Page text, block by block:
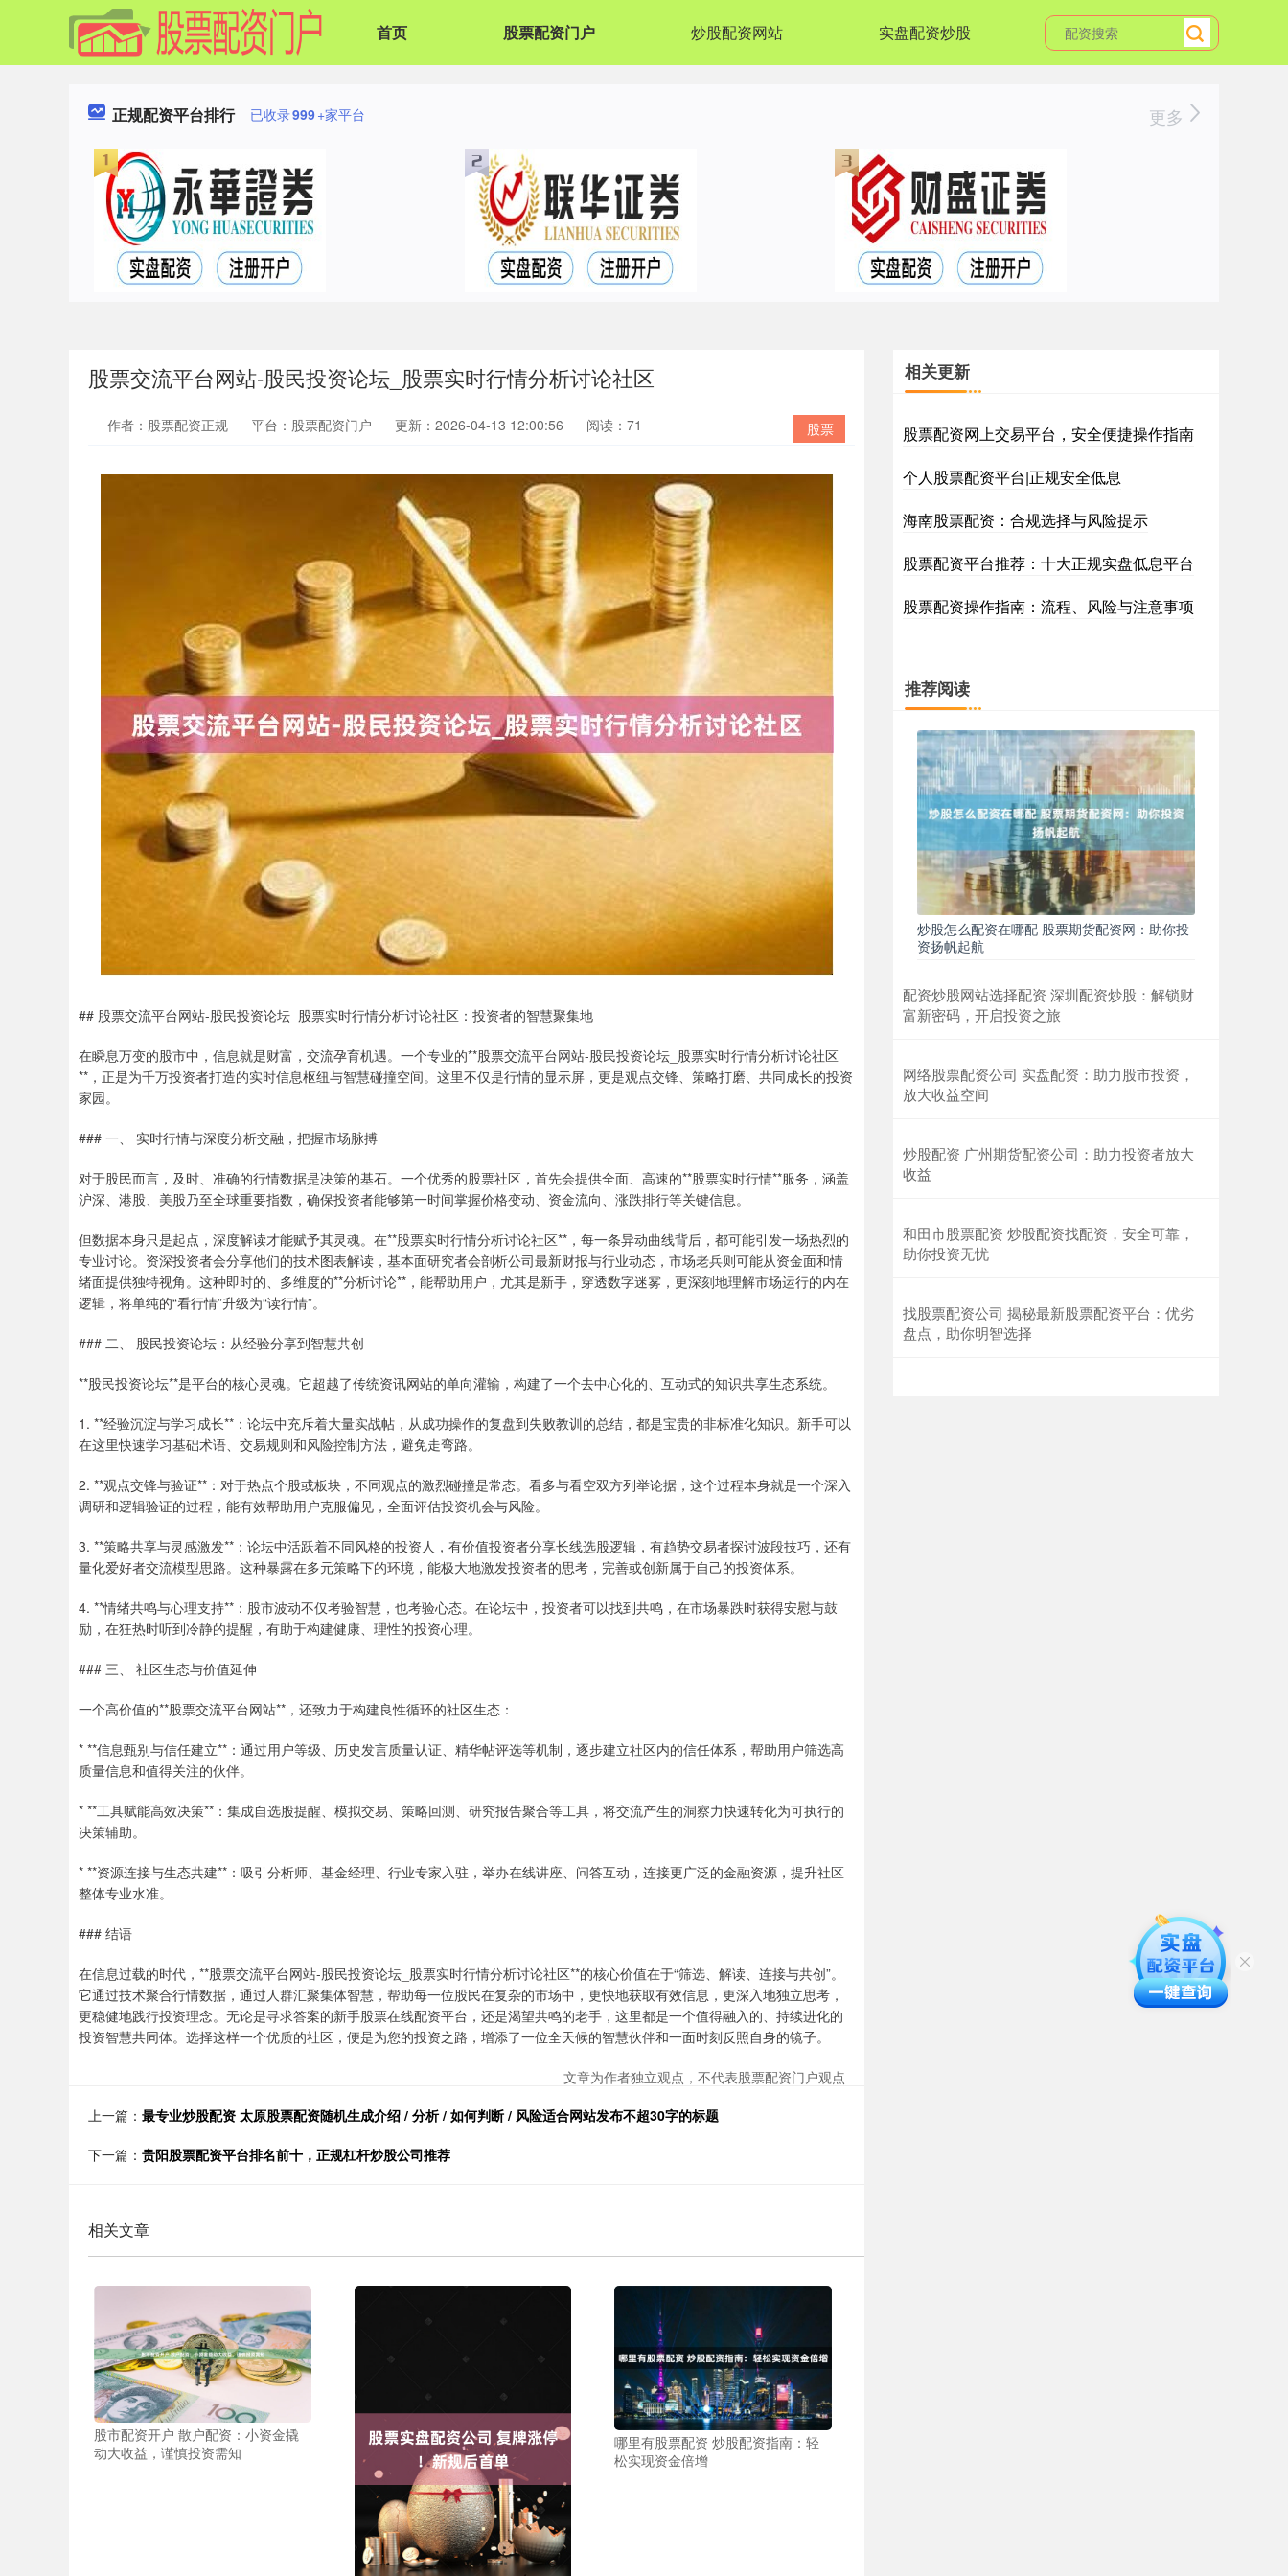
首页 股票配资门户 炒股配资网站 实盘配资炒股
正规配资平台排行 已收录999+家平台 更多
股票交流平台网站-股民投资论坛_股票实时行情分析讨论社区
股票
作者：股票配资正规 平台：股票配资门户 更新：2026-04-13 12:00:56 阅读：71
## 股票交流平台网站-股民投资论坛_股票实时行情分析讨论社区：投资者的智慧聚集地
在瞬息万变的股市中，信息就是财富，交流孕育机遇。一个专业的**股票交流平台网站-股民投资论坛_股票实时行情分析讨论社区
**，正是为千万投资者打造的实时信息枢纽与智慧碰撞空间。这里不仅是行情的显示屏，更是观点交锋、策略打磨、共同成长的投资
家园。
### 一、 实时行情与深度分析交融，把握市场脉搏
对于股民而言，及时、准确的行情数据是决策的基石。一个优秀的股票社区，首先会提供全面、高速的**股票实时行情**服务，涵盖
沪深、港股、美股乃至全球重要指数，确保投资者能够第一时间掌握价格变动、资金流向、涨跌排行等关键信息。
但数据本身只是起点，深度解读才能赋予其灵魂。在**股票实时行情分析讨论社区**，每一条异动曲线背后，都可能引发一场热烈的
专业讨论。资深投资者会分享他们的技术图表解读，基本面研究者会剖析公司最新财报与行业动态，市场老兵则可能从资金面和情
绪面提供独特视角。这种即时的、多维度的**分析讨论**，能帮助用户，尤其是新手，穿透数字迷雾，更深刻地理解市场运行的内在
逻辑，将单纯的“看行情”升级为“读行情”。
### 二、 股民投资论坛：从经验分享到智慧共创
**股民投资论坛**是平台的核心灵魂。它超越了传统资讯网站的单向灌输，构建了一个去中心化的、互动式的知识共享生态系统。
1. **经验沉淀与学习成长**：论坛中充斥着大量实战帖，从成功操作的复盘到失败教训的总结，都是宝贵的非标准化知识。新手可以
在这里快速学习基础术语、交易规则和风险控制方法，避免走弯路。
2. **观点交锋与验证**：对于热点个股或板块，不同观点的激烈碰撞是常态。看多与看空双方列举论据，这个过程本身就是一个深入
调研和逻辑验证的过程，能有效帮助用户克服偏见，全面评估投资机会与风险。
3. **策略共享与灵感激发**：论坛中活跃着不同风格的投资人，有价值投资者分享长线选股逻辑，有趋势交易者探讨波段技巧，还有
量化爱好者交流模型思路。这种暴露在多元策略下的环境，能极大地激发投资者的思考，完善或创新属于自己的投资体系。
4. **情绪共鸣与心理支持**：股市波动不仅考验智慧，也考验心态。在论坛中，投资者可以找到共鸣，在市场暴跌时获得安慰与鼓
励，在狂热时听到冷静的提醒，有助于构建健康、理性的投资心理。
### 三、 社区生态与价值延伸
一个高价值的**股票交流平台网站**，还致力于构建良性循环的社区生态：
* **信息甄别与信任建立**：通过用户等级、历史发言质量认证、精华帖评选等机制，逐步建立社区内的信任体系，帮助用户筛选高
质量信息和值得关注的伙伴。
* **工具赋能高效决策**：集成自选股提醒、模拟交易、策略回测、研究报告聚合等工具，将交流产生的洞察力快速转化为可执行的
决策辅助。
* **资源连接与生态共建**：吸引分析师、基金经理、行业专家入驻，举办在线讲座、问答互动，连接更广泛的金融资源，提升社区
整体专业水准。
### 结语
在信息过载的时代，**股票交流平台网站-股民投资论坛_股票实时行情分析讨论社区**的核心价值在于“筛选、解读、连接与共创”。
它通过技术聚合行情数据，通过人群汇聚集体智慧，帮助每一位股民在复杂的市场中，更快地获取有效信息，更深入地独立思考，
更稳健地践行投资理念。无论是寻求答案的新手股票在线配资平台，还是渴望共鸣的老手，这里都是一个值得融入的、持续进化的
投资智慧共同体。选择这样一个优质的社区，便是为您的投资之路，增添了一位全天候的智慧伙伴和一面时刻反照自身的镜子。
文章为作者独立观点，不代表股票配资门户观点
上一篇： 最专业炒股配资 太原股票配资随机生成介绍 / 分析 / 如何判断 / 风险适合网站发布不超30字的标题
下一篇： 贵阳股票配资平台排名前十，正规杠杆炒股公司推荐
相关文章
股市配资开户 散户配资：小资金撬
动大收益，谨慎投资需知
哪里有股票配资 炒股配资指南：轻
松实现资金倍增
相关更新
股票配资网上交易平台，安全便捷操作指南
个人股票配资平台|正规安全低息
海南股票配资：合规选择与风险提示
股票配资平台推荐：十大正规实盘低息平台
股票配资操作指南：流程、风险与注意事项
推荐阅读
炒股怎么配资在哪配 股票期货配资网：助你投
资扬帆起航
配资炒股网站选择配资 深圳配资炒股：解锁财
富新密码，开启投资之旅
网络股票配资公司 实盘配资：助力股市投资，
放大收益空间
炒股配资 广州期货配资公司：助力投资者放大
收益
和田市股票配资 炒股配资找配资，安全可靠，
助你投资无忧
找股票配资公司 揭秘最新股票配资平台：优劣
盘点，助你明智选择